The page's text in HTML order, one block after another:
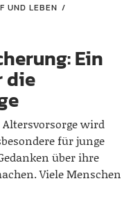
UND LEBEN
Ein
die
Altersvorsorge wird
für junge
über ihre
Viele Menschen